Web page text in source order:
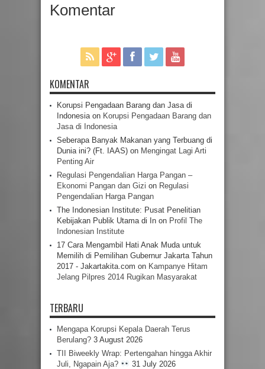
Komentar
KOMENTAR
Korupsi Pengadaan Barang dan Jasa di
Indonesia on Korupsi Pengadaan Barang dan
Jasa di Indonesia
Seberapa Banyak Makanan yang Terbuang di
Dunia ini? (Ft. IAAS) on Mengingat Lagi Arti
Penting Air
Regulasi Pengendalian Harga Pangan –
Ekonomi Pangan dan Gizi on Regulasi
Pengendalian Harga Pangan
The Indonesian Institute: Pusat Penelitian
Kebijakan Publik Utama di In on Profil The
Indonesian Institute
17 Cara Mengambil Hati Anak Muda untuk
Memilih di Pemilihan Gubernur Jakarta Tahun
2017 - Jakartakita.com on Kampanye Hitam
Jelang Pilpres 2014 Rugikan Masyarakat
TERBARU
Mengapa Korupsi Kepala Daerah Terus
Berulang? 3 August 2026
TII Biweekly Wrap: Pertengahan hingga Akhir
Juli, Ngapain Aja?
31 July 2026